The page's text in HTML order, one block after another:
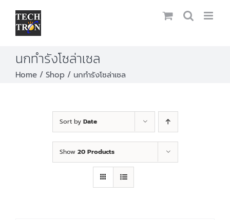
Skip
content
นกทำรังโซล่าเซล
Home Shop นกทำรังโซล่าเซล
Sort by Date
Show 20 Products